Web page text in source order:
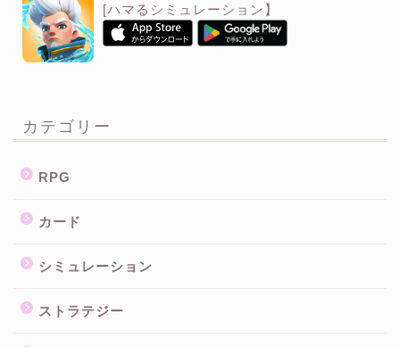
[ハマるシミュレーション】
カテゴリー
RPG
カード
シミュレーション
ストラテジー